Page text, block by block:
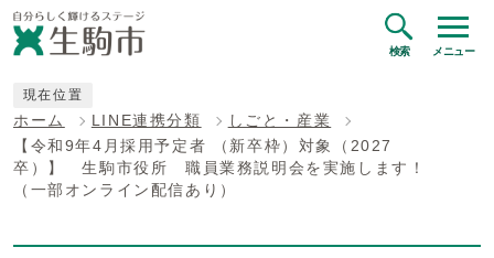
検索 メニュー
現在位置
ホーム LINE連携分類
しごと・産業
【令和9年4月採用予定者 （新卒枠）対象（2027
卒）】 生駒市役所 職員業務説明会を実施します！
（一部オンライン配信あり）